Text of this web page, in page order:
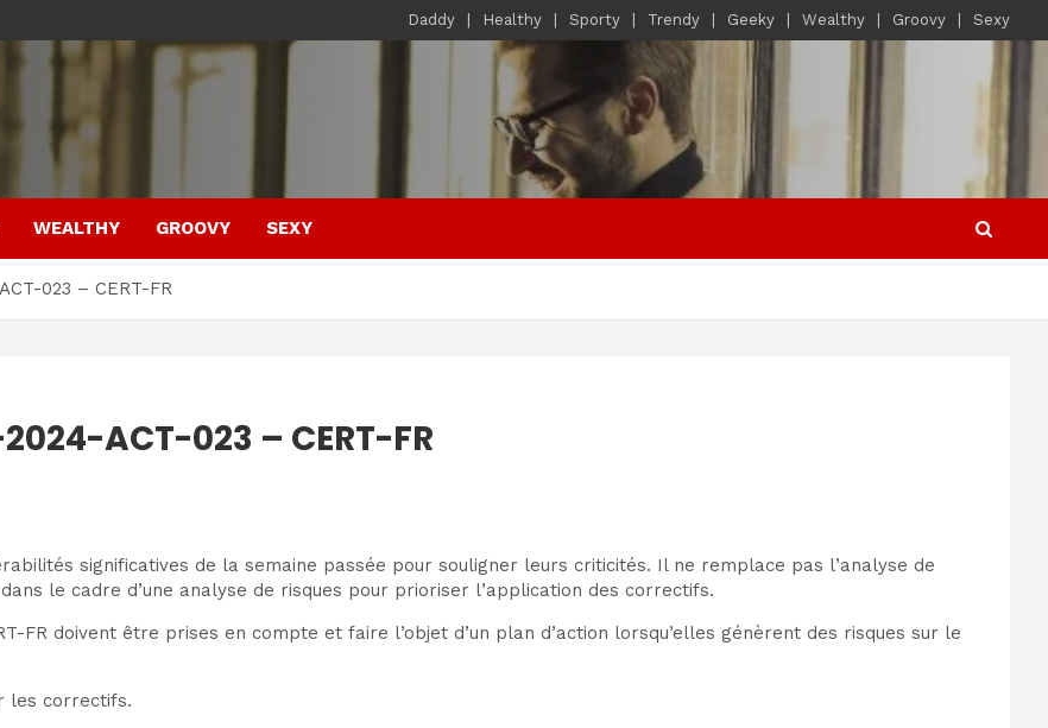
Daddy Healthy Sporty Trendy Geeky Wealthy Groovy Sexy
WEALTHY GROOVY SEXY
023 – CERT-FR
ACT-023 – CERT-FR
significatives de la semaine passée pour souligner leurs criticités. Il ne remplace pas l’analyse de
le cadre d’une analyse de risques pour prioriser l’application des correctifs.
FR doivent être prises en compte et faire l’objet d’un plan d’action lorsqu’elles génèrent des risques sur le
les correctifs.